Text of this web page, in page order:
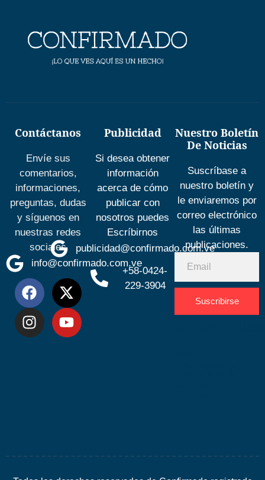
Contáctanos
Envíe sus
comentarios,
informaciones,
preguntas, dudas
y síguenos en
nuestras redes
sociales
info@confirmado.com.ve
Publicidad
Si desea obtener
información
acerca de cómo
publicar con
nosotros puedes
Escríbirnos
publicidad@confirmado.com.ve
+58-0424-
229-3904
Nuestro Boletín
De Noticias
Suscríbase a
nuestro boletín y
le enviaremos por
correo electrónico
las últimas
publicaciones.
Suscribirse